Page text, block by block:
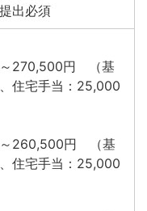
出必須
270,500円 （基
住宅手当：25,000
260,500円 （基
住宅手当：25,000